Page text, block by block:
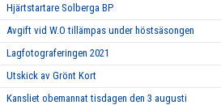
Hjärtstartare Solberga BP
Avgift vid W.O tillämpas under höstsäsongen
Lagfotograferingen 2021
Utskick av Grönt Kort
Kansliet obemannat tisdagen den 3 augusti